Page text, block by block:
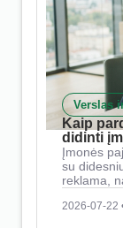
Verslas
Kaip
didinti
Įmonės
su
reklama,
2026-07-22